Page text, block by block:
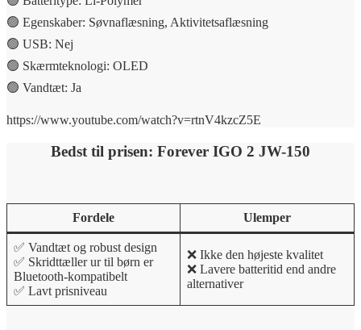
🟢 Egenskaber: Søvnaflæsning, Aktivitetsaflæsning
🟢 USB: Nej
🟢 Skærmteknologi: OLED
🟢 Vandtæt: Ja
https://www.youtube.com/watch?v=rtnV4kzcZ5E
Bedst til prisen: Forever IGO 2 JW-150
Fordele Ulemper
✅ Vandtæt og robust design
✅ Skridttæller ur til børn er
Bluetooth-kompatibelt
✅ Lavt prisniveau
❌ Ikke den højeste kvalitet
❌ Lavere batteritid end andre
alternativer